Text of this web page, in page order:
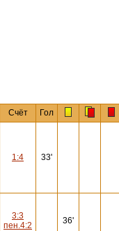
Счёт Гол
1:4 33'
3:3
пен.4:2
36'